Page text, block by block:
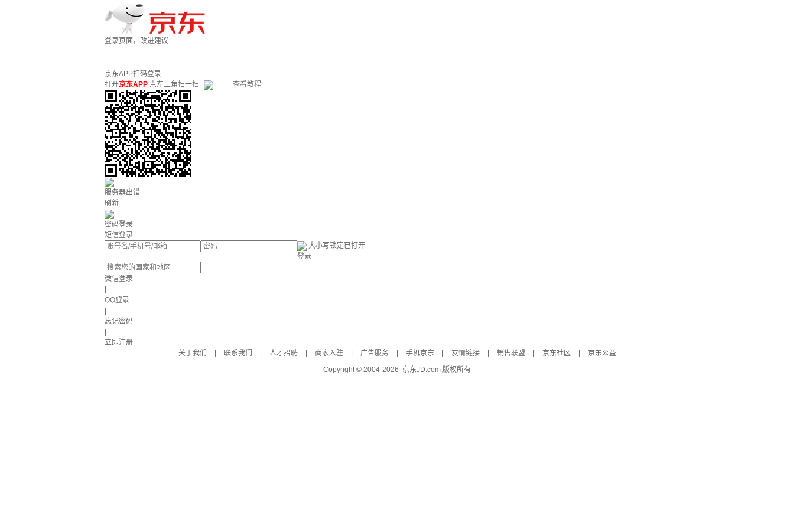
登录页面，改进建议
京东APP扫码登录
打开京东APP 点左上角扫一扫 查看教程
服务器出错
刷新
密码登录
短信登录
大小写锁定已打开
登录
微信登录
QQ登录
忘记密码
立即注册
关于我们
联系我们 人才招聘 商家入驻 广告服务 手机京东 友情链接 销售联盟 京东社区
京东公益
Copyright © 2004-2026 京东JD.com 版权所有